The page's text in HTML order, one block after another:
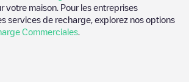
votre maison. Pour les entreprises
services de recharge, explorez nos options
Commerciales